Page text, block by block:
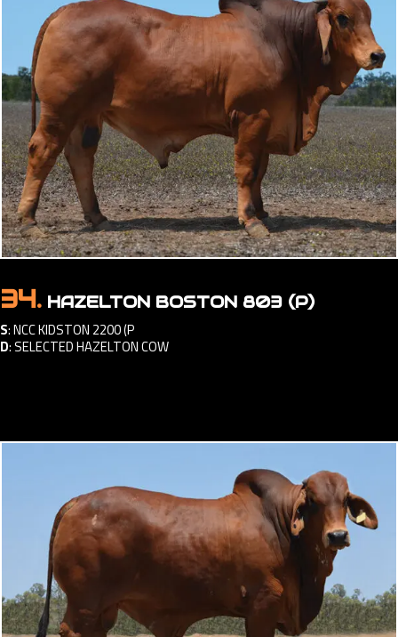
34. HAZELTON BOSTON 803 (P)
S:NCC KIDSTON 2200 (P
D:SELECTED HAZELTON COW